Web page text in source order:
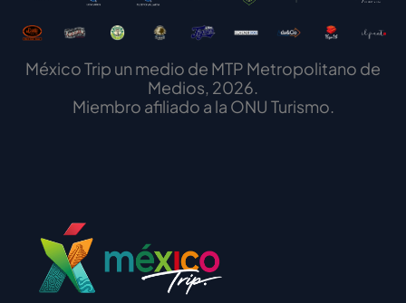
México Trip un medio de MTP Metropolitano de
Medios, 2026.
Miembro afiliado a la ONU Turismo.